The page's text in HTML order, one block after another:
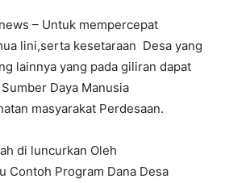
– Untuk mempercepat
lini,serta kesetaraan Desa yang
lainnya yang pada giliran dapat
Daya Manusia
masyarakat Perdesaan.
di luncurkan Oleh
Contoh Program Dana Desa